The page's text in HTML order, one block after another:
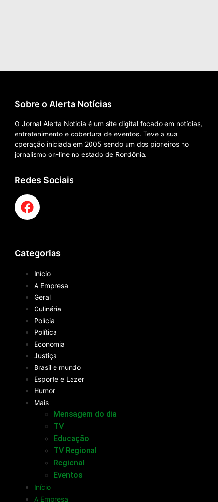
Sobre o Alerta Notícias
O Jornal Alerta Noticia é um site digital focado em notícias,
entretenimento e cobertura de eventos. Teve a sua
operação iniciada em 2005 sendo um dos pioneiros no
jornalismo on-line no estado de Rondônia.
Redes Sociais
Categorias
Início
A Empresa
Geral
Culinária
Polícia
Política
Economia
Justiça
Brasil e mundo
Esporte e Lazer
Humor
Mais
Mensagem do dia
TV
Educação
TV Regional
Regional
Eventos
Início
A Empresa